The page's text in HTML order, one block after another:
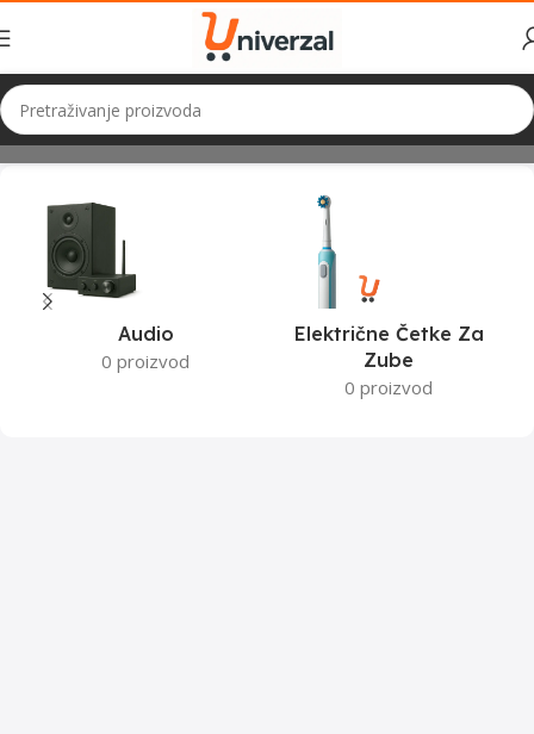
Početna Proizvodi označeni “zamrzivači”
Audio
0 proizvod
Električne Četke Za
Zube
0 proizvod